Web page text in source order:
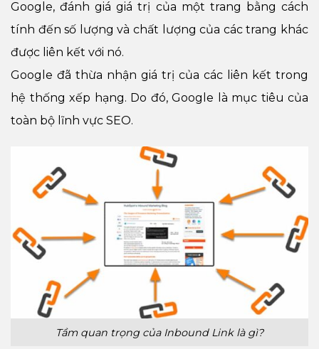
Google, đánh giá giá trị của một trang bằng cách
tính đến số lượng và chất lượng của các trang khác
được liên kết với nó.
Google đã thừa nhận giá trị của các liên kết trong
hệ thống xếp hạng. Do đó, Google là mục tiêu của
toàn bộ lĩnh vực SEO.
Tầm quan trọng của Inbound Link là gì?